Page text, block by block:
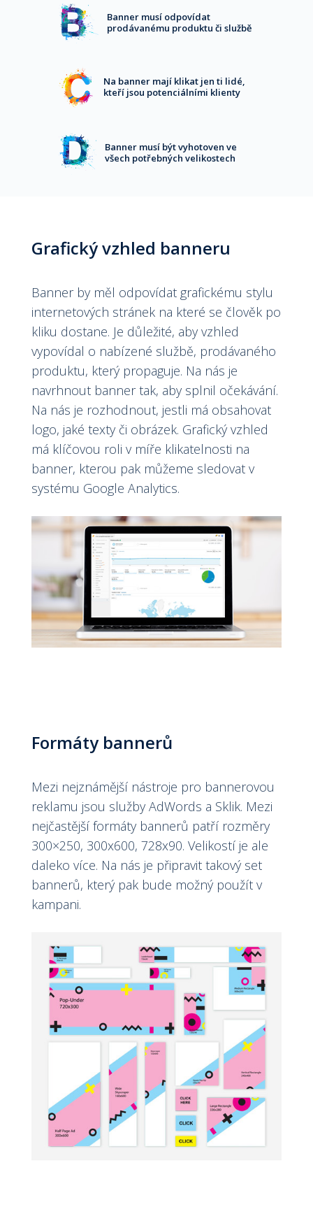
Banner musí odpovídat
prodávanému produktu či službě
Na banner mají klikat jen ti lidé,
kteří jsou potenciálními klienty
Banner musí být vyhotoven ve
všech potřebných velikostech
Grafický vzhled banneru
Banner by měl odpovídat grafickému stylu
internetových stránek na které se člověk po
kliku dostane. Je důležité, aby vzhled
vypovídal o nabízené službě, prodávaného
produktu, který propaguje. Na nás je
navrhnout banner tak, aby splnil očekávání.
Na nás je rozhodnout, jestli má obsahovat
logo, jaké texty či obrázek. Grafický vzhled
má klíčovou roli v míře klikatelnosti na
banner, kterou pak můžeme sledovat v
systému Google Analytics.
Formáty bannerů
Mezi nejznámější nástroje pro bannerovou
reklamu jsou služby AdWords a Sklik. Mezi
nejčastější formáty bannerů patří rozměry
300×250, 300x600, 728x90. Velikostí je ale
daleko více. Na nás je připravit takový set
bannerů, který pak bude možný použít v
kampani.